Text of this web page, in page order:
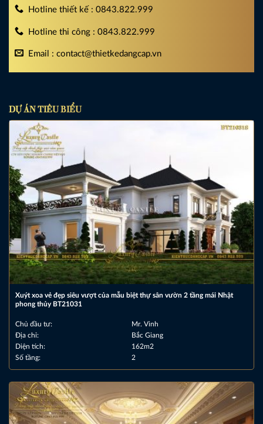
Hotline thiết kế : 0843.822.999
Hotline thi công : 0843.822.999
Email : contact@thietkedangcap.vn
DỰ ÁN TIÊU BIỂU
Xuýt xoa vẻ đẹp siêu vượt của mẫu biệt thự sân vườn 2 tầng mái Nhật
phong thủy BT21031
Chủ đầu tư:
Mr. Vinh
Địa chỉ:
Bắc Giang
Diện tích:
162m2
Số tầng:
2